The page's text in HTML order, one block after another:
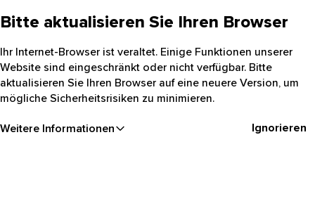
Bitte aktualisieren Sie Ihren Browser
Ihr Internet-Browser ist veraltet. Einige Funktionen unserer
Website sind eingeschränkt oder nicht verfügbar. Bitte
aktualisieren Sie Ihren Browser auf eine neuere Version, um
mögliche Sicherheitsrisiken zu minimieren.
Weitere Informationen Ignorieren